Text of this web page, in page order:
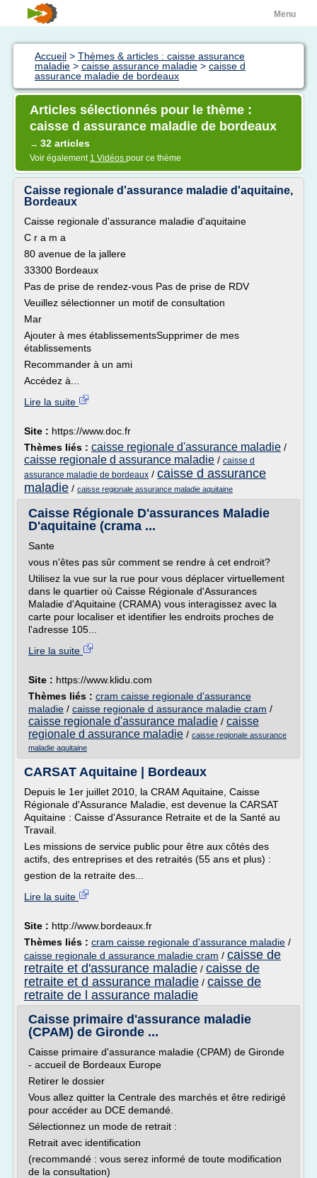
Menu
Accueil > Thèmes & articles : caisse assurance
maladie > caisse assurance maladie > caisse d
assurance maladie de bordeaux
Articles sélectionnés pour le thème :
caisse d assurance maladie de bordeaux
→ 32 articles
Voir également 1 Vidéos pour ce thème
Caisse regionale d'assurance maladie d'aquitaine,
Bordeaux
Caisse regionale d'assurance maladie d'aquitaine
C r a m a
80 avenue de la jallere
33300 Bordeaux
Pas de prise de rendez-vous Pas de prise de RDV
Veuillez sélectionner un motif de consultation
Mar
Ajouter à mes établissementsSupprimer de mes
établissements
Recommander à un ami
Accédez à...
Lire la suite
Site : https://www.doc.fr
Thèmes liés : caisse regionale d'assurance maladie /
caisse regionale d assurance maladie / caisse d
assurance maladie de bordeaux / caisse d assurance
maladie / caisse regionale assurance maladie aquitaine
Caisse Régionale D'assurances Maladie
D'aquitaine (crama ...
Sante
vous n'êtes pas sûr comment se rendre à cet endroit?
Utilisez la vue sur la rue pour vous déplacer virtuellement
dans le quartier où Caisse Régionale d'Assurances
Maladie d'Aquitaine (CRAMA) vous interagissez avec la
carte pour localiser et identifier les endroits proches de
l'adresse 105...
Lire la suite
Site : https://www.klidu.com
Thèmes liés : cram caisse regionale d'assurance
maladie / caisse regionale d assurance maladie cram /
caisse regionale d'assurance maladie / caisse
regionale d assurance maladie / caisse regionale assurance
maladie aquitaine
CARSAT Aquitaine | Bordeaux
Depuis le 1er juillet 2010, la CRAM Aquitaine, Caisse
Régionale d'Assurance Maladie, est devenue la CARSAT
Aquitaine : Caisse d'Assurance Retraite et de la Santé au
Travail.
Les missions de service public pour être aux côtés des
actifs, des entreprises et des retraités (55 ans et plus) :
gestion de la retraite des...
Lire la suite
Site : http://www.bordeaux.fr
Thèmes liés : cram caisse regionale d'assurance maladie /
caisse regionale d assurance maladie cram / caisse de
retraite et d'assurance maladie / caisse de
retraite et d assurance maladie / caisse de
retraite de l assurance maladie
Caisse primaire d'assurance maladie
(CPAM) de Gironde ...
Caisse primaire d'assurance maladie (CPAM) de Gironde
- accueil de Bordeaux Europe
Retirer le dossier
Vous allez quitter la Centrale des marchés et être redirigé
pour accéder au DCE demandé.
Sélectionnez un mode de retrait :
Retrait avec identification
(recommandé : vous serez informé de toute modification
de la consultation)